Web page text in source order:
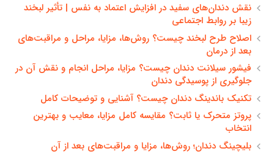
نقش دندان‌های سفید در افزایش اعتماد به نفس | تأثیر لبخند
زیبا بر روابط اجتماعی
اصلاح طرح لبخند چیست؟ روش‌ها، مزایا، مراحل و مراقبت‌های
بعد از درمان
فیشور سیلانت دندان چیست؟ مزایا، مراحل انجام و نقش آن در
جلوگیری از پوسیدگی دندان
تکنیک باندینگ دندان چیست؟ آشنایی و توضیحات کامل
پروتز متحرک یا ثابت؟ مقایسه کامل مزایا، معایب و بهترین
انتخاب
بلیچینگ دندان؛ روش‌ها، مزایا و مراقبت‌های بعد از آن